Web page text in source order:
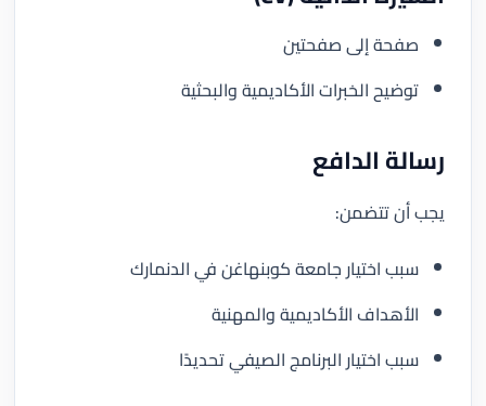
صفحة إلى صفحتين
توضيح الخبرات الأكاديمية والبحثية
رسالة الدافع
يجب أن تتضمن:
سبب اختيار جامعة كوبنهاغن في الدنمارك
الأهداف الأكاديمية والمهنية
سبب اختيار البرنامج الصيفي تحديدًا